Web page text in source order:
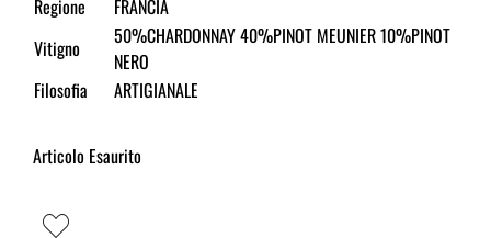
Regione
FRANCIA
Vitigno
50%CHARDONNAY 40%PINOT MEUNIER 10%PINOT
NERO
Filosofia
ARTIGIANALE
Articolo Esaurito